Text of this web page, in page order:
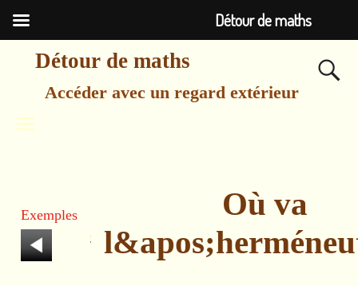
Détour de maths
Accéder avec un regard extérieur
Exemples
Où va
Détour de maths